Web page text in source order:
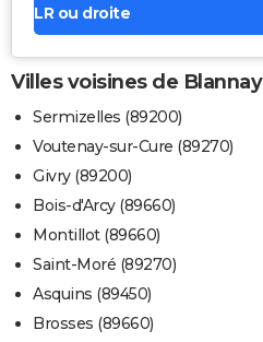
LR ou droite
Villes voisines de Blannay
Sermizelles (89200)
Voutenay-sur-Cure (89270)
Givry (89200)
Bois-d'Arcy (89660)
Montillot (89660)
Saint-Moré (89270)
Asquins (89450)
Brosses (89660)